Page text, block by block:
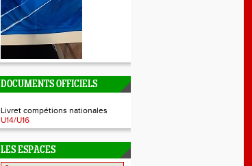
DOCUMENTS OFFICIELS
Livret compétions nationales
U14/U16
LES ESPACES